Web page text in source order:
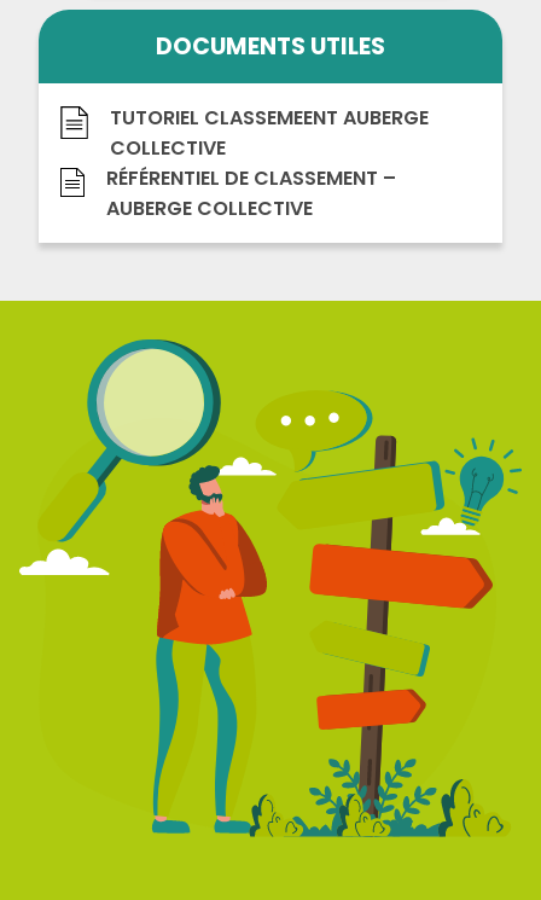
DOCUMENTS UTILES
TUTORIEL CLASSEMEENT AUBERGE
COLLECTIVE
RÉFÉRENTIEL DE CLASSEMENT –
AUBERGE COLLECTIVE